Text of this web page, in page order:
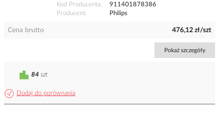
Kod Producenta
911401878386
Producent
Philips
Cena brutto 476,12 zł/szt
Pokaż szczegóły
Dodaj do porównania
84 szt